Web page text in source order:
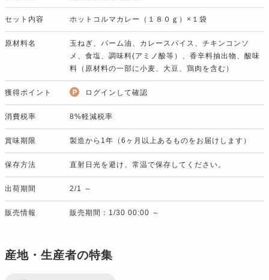
セット内容 ホットコルマカレー（１８０ｇ）×１袋
原材料名
玉ねぎ、パーム油、カレースパイス、チキンコンソ
メ、食塩、調味料(アミノ酸等）、香辛料抽出物、酸味
料（原材料の一部に小麦、大豆、鶏肉を含む）
獲得ポイント ログインして確認
消費税率 8%軽減税率
賞味期限 製造から1年（6ヶ月以上あるものをお届けします）
保存方法 直射日光を避け、常温で保存してください。
出荷期間 2/1 ～
販売情報 販売期間：1/30 00:00 ～
産地・生産者の特集